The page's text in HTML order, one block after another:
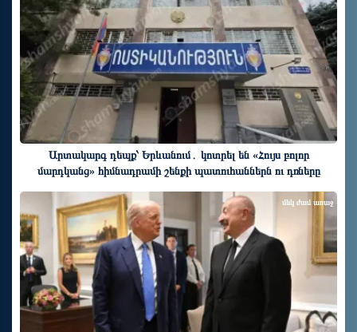
Արտակարգ դեպք՝ Երևանում․ կոտրել են «Հույս բոլոր
մարդկանց» հիմնադրամի շենքի պատուհաններն ու դռները
մեկ ժամ առաջ